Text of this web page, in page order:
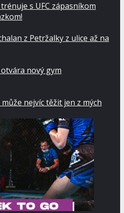
s UFC zápasníkom
z Petržalky z ulice až na
nový gym
nejvíc těžit jen z mých